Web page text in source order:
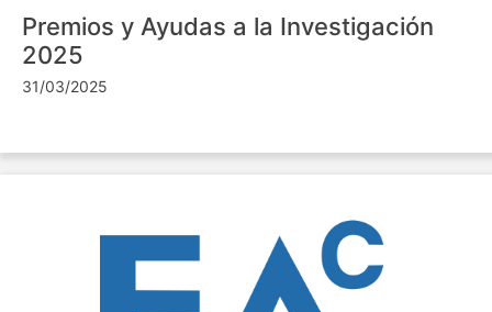
Premios y Ayudas a la Investigación
2025
31/03/2025